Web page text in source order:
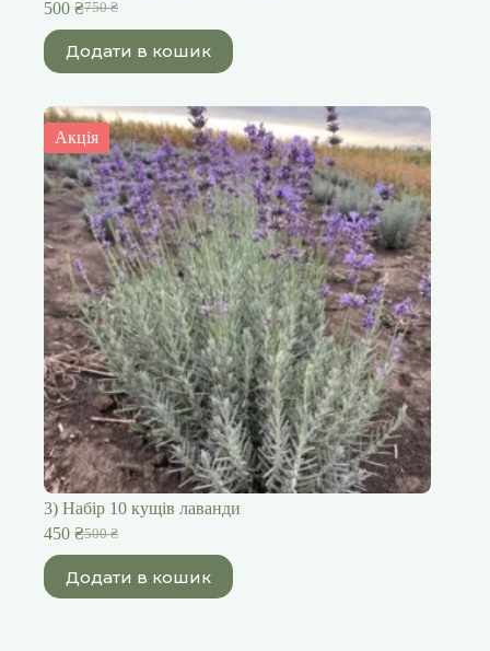
750₴
Оригінальна
ціна:
750 ₴.
500 ₴Поточна
ціна:
500 ₴.
Додати в кошик
Акція
3) Набір 10 кущів лаванди
500₴
Оригінальна
500 ₴.
450 ₴Поточна
450 ₴.
Додати в кошик